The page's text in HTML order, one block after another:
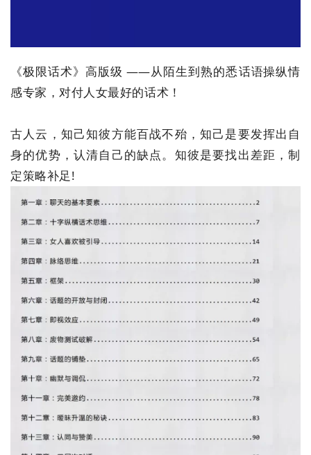
《极限话术》高版级‬‎ ——从陌生到熟的悉‬‎话语操纵情
感专家，对付人女‬‎最好的话术！
古人云，知己知彼方能百战不殆，知己是要发挥出自
身的优势，认清自己的缺点。知彼是要找出差距，制
定策略补足!